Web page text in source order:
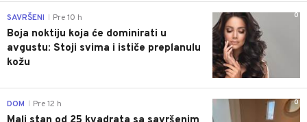
0
SAVRŠENI Pre 10 h
Boja noktiju koja će dominirati u
avgustu: Stoji svima i ističe preplanulu
kožu
0
DOM Pre 12 h